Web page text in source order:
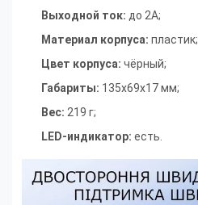
Выходной ток: до 2A;
Материал корпуса: пластик;
Цвет корпуса: чёрный;
Габариты: 135х69х17 мм;
Вес: 219 г;
LED-индикатор: есть.